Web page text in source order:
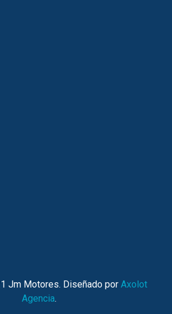
Jm Motores. Diseñado por Axolot
Agencia.